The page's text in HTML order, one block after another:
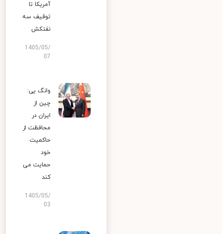
آمریکا تا
توقیف سه
نفتکش
1405/05/
07
وانگ یی:
چین از
ایران در
محافظت از
حاکمیت
خود
حمایت می
کند
1405/05/
03